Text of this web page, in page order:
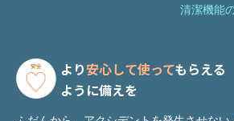
清潔機能
より安⼼して使ってもらえる
ように備えを